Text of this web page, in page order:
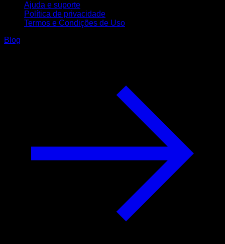
Ajuda e suporte
Política de privacidade
Termos e Condições de Uso
Blog